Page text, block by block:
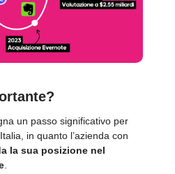
un passo significativo per
in quanto l’azienda con
la sua posizione nel
.